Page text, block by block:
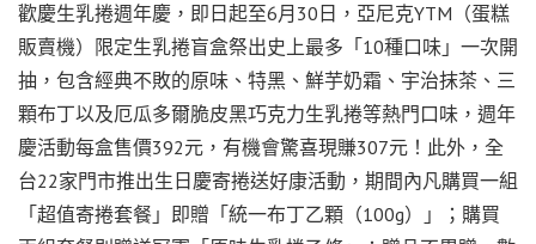
歡慶生乳捲週年慶，即日起至6月30日，亞尼克YTM（蛋糕
販賣機）限定生乳捲盲盒祭出史上最多「10種口味」一次開
抽，包含經典不敗的原味、特黑、鮮芋奶霜、宇治抹茶、三
顆布丁以及厄瓜多爾脆皮黑巧克力生乳捲等熱門口味，週年
慶活動每盒售價392元，有機會驚喜現賺307元！此外，全
台22家門市推出生日慶寄捲送好康活動，期間內凡購買一組
「超值寄捲套餐」即贈「統一布丁乙顆（100g）」；購買